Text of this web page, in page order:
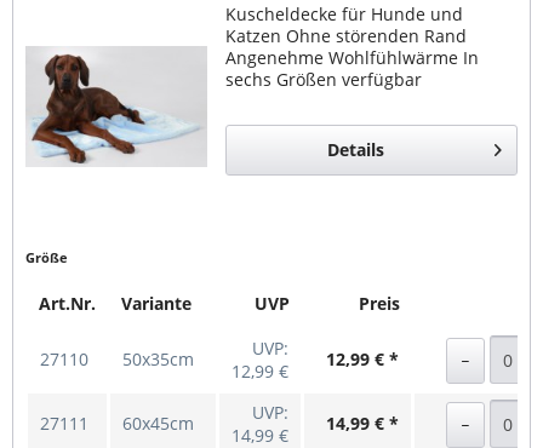
Kuscheldecke für Hunde und
Katzen Ohne störenden Rand
Angenehme Wohlfühlwärme In
sechs Größen verfügbar
Details
Größe
Art.Nr. Variante UVP Preis
27110 50x35cm
UVP:
12,99 €
12,99 € *
27111 60x45cm
UVP:
14,99 €
14,99 € *